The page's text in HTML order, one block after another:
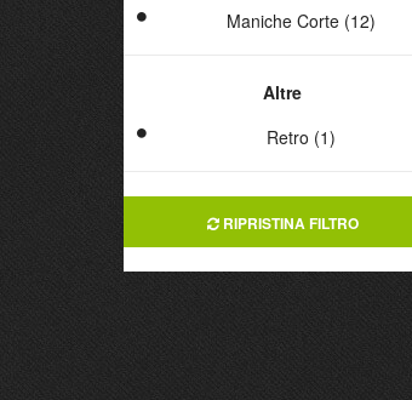
Maniche Corte (12)
Altre
Retro (1)
RIPRISTINA FILTRO